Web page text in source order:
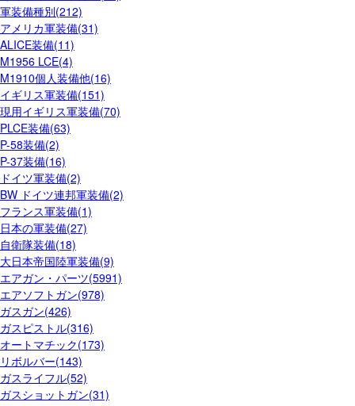
軍装備種別(212)
アメリカ軍装備(31)
ALICE装備(11)
M1956 LCE(4)
M1910個人装備他(16)
イギリス軍装備(151)
現用イギリス軍装備(70)
PLCE装備(63)
P-58装備(2)
P-37装備(16)
ドイツ軍装備(2)
BW ドイツ連邦軍装備(2)
フランス軍装備(1)
日本の軍装備(27)
自衛隊装備(18)
大日本帝国陸軍装備(9)
エアガン・パーツ(5991)
エアソフトガン(978)
ガスガン(426)
ガスピストル(316)
オートマチック(173)
リボルバー(143)
ガスライフル(52)
ガスショットガン(31)